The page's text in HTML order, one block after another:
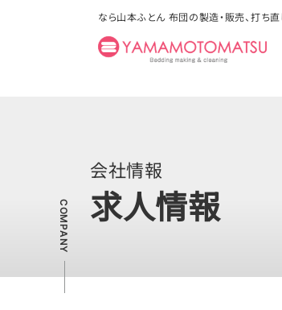
なら山本ふとん 布団の製造・販売、打ち
会社情報
求人情報